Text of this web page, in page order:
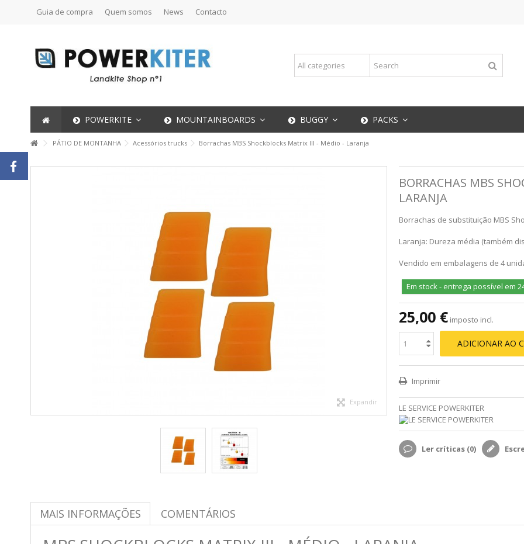
Guia de compra Quem somos News Contacto
POWERKITE MOUNTAINBOARDS BUGGY PACKS
PÁTIO DE MONTANHA Acessórios trucks Borrachas MBS Shockblocks Matrix III - Médio - Laranja
Expandir
BORRACHAS MBS
LARANJA
Borrachas de substituição MBS
Laranja: Dureza média (também
Vendido em embalagens de 4
Em stock - entrega possível em
25,00 € imposto incl.
ADICIONAR AO
Imprimir
LE SERVICE POWERKITER
Ler críticas (0)
MAIS INFORMAÇÕES COMENTÁRIOS